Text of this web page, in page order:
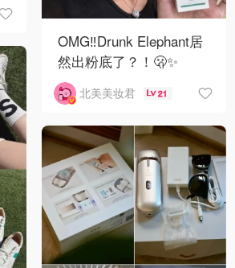
OMG‼️Drunk Elephant居
然出粉底了？！🫢✨
北美美妆君 21